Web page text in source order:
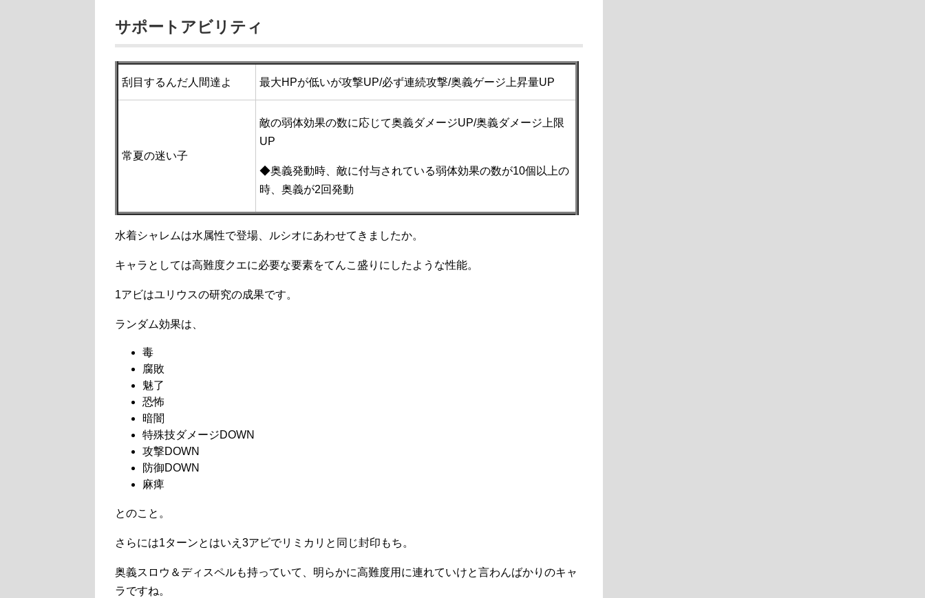
サポートアビリティ
刮目するんだ人間達よ 最大HPが低いが攻撃UP/必ず連続攻撃/奥義ゲージ上昇量UP
常夏の迷い子
敵の弱体効果の数に応じて奥義ダメージUP/奥義ダメージ上限
UP
◆奥義発動時、敵に付与されている弱体効果の数が10個以上の
時、奥義が2回発動
水着シャレムは水属性で登場、ルシオにあわせてきましたか。
キャラとしては高難度クエに必要な要素をてんこ盛りにしたような性能。
1アビはユリウスの研究の成果です。
ランダム効果は、
毒
腐敗
魅了
恐怖
暗闇
特殊技ダメージDOWN
攻撃DOWN
防御DOWN
麻痺
とのこと。
さらには1ターンとはいえ3アビでリミカリと同じ封印もち。
奥義スロウ＆ディスペルも持っていて、明らかに高難度用に連れていけと言わんばかりのキャ
ラですね。